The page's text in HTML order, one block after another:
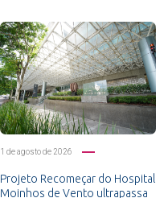
1 de agosto de 2026
Projeto Recomeçar do Hospital
Moinhos de Vento ultrapassa